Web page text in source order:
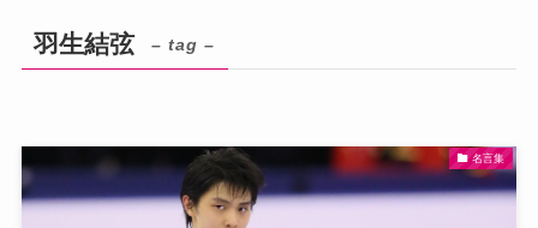
羽生結弦 – tag –
名言集